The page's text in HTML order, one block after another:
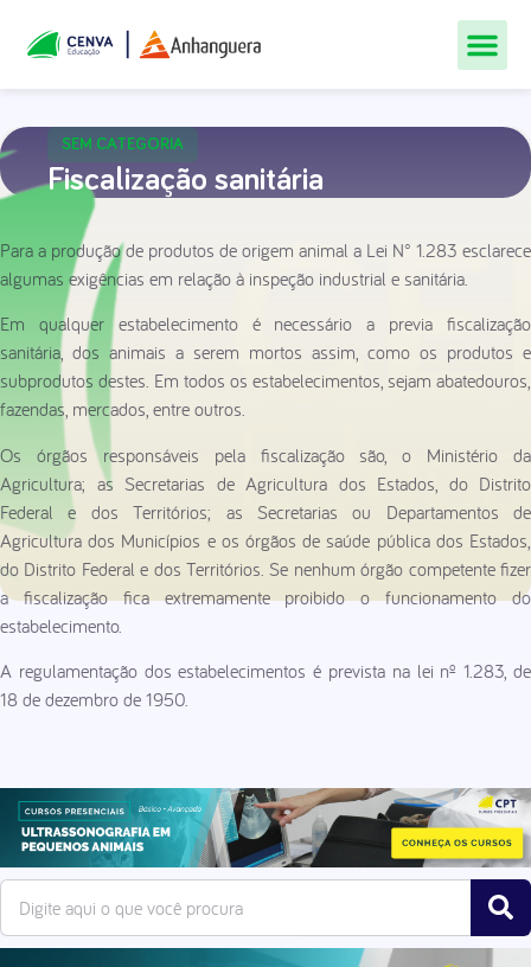
SEM CATEGORIA
Fiscalização sanitária
Para a produção de produtos de origem animal a Lei N° 1.283 esclarece
algumas exigências em relação à inspeção industrial e sanitária.
Em qualquer estabelecimento é necessário a previa fiscalização
sanitária, dos animais a serem mortos assim, como os produtos e
subprodutos destes. Em todos os estabelecimentos, sejam abatedouros,
fazendas, mercados, entre outros.
Os órgãos responsáveis pela fiscalização são, o Ministério da
Agricultura; as Secretarias de Agricultura dos Estados, do Distrito
Federal e dos Territórios; as Secretarias ou Departamentos de
Agricultura dos Municípios e os órgãos de saúde pública dos Estados,
do Distrito Federal e dos Territórios. Se nenhum órgão competente fizer
a fiscalização fica extremamente proibido o funcionamento do
estabelecimento.
A regulamentação dos estabelecimentos é prevista na lei nº 1.283, de
18 de dezembro de 1950.